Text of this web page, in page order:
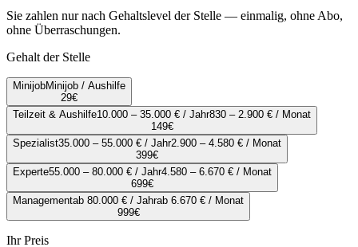
Sie zahlen nur nach Gehaltslevel der Stelle — einmalig, ohne Abo,
ohne Überraschungen.
Gehalt der Stelle
MinijobMinijob / Aushilfe
29€
Teilzeit & Aushilfe10.000 – 35.000 € / Jahr830 – 2.900 € / Monat
149€
Spezialist35.000 – 55.000 € / Jahr2.900 – 4.580 € / Monat
399€
Experte55.000 – 80.000 € / Jahr4.580 – 6.670 € / Monat
699€
Managementab 80.000 € / Jahrab 6.670 € / Monat
999€
Ihr Preis